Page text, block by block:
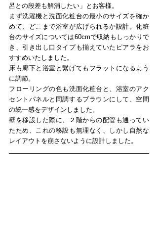
呂との段差も解消したい」とお客様。
まず洗濯機と洗面化粧台の最小のサイズを確か
めて、どこまで浴室が広げられるか設計。化粧
台のサイズについては60cmで収納もしっかりで
き、引き出し口タイプも揃えていたピアラをお
すすめいたしました。
床も廊下と浴室と繋げてもフラットになるよう
に調節。
フローリングの色も洗面化粧台と、浴室のアク
セントパネルと同調するブラウンにして、空間
の統一感をデザインしました。
壁を移設した際に、２階からの配管も通ってい
たため、これの移設も無理なく、しかし自然な
レイアウトを崩さないように設計しました。